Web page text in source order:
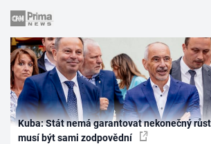
Kuba: Stát nemá garantovat nekonečný
musí být sami zodpovědní